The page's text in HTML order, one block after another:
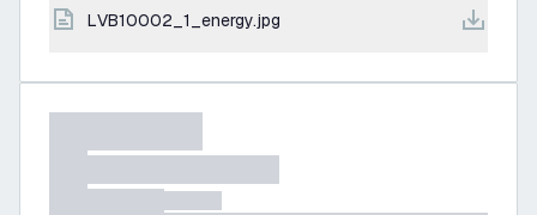
LVB10002_1_energy.jpg